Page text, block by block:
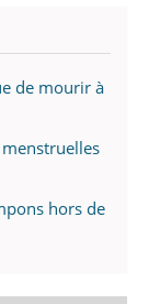
de mourir à
hors de